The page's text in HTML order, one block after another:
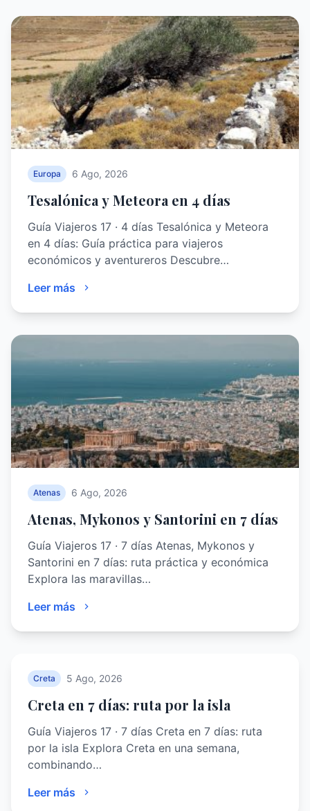
Europa 6 Ago, 2026
Tesalónica y Meteora en 4 días
Guía Viajeros 17 · 4 días Tesalónica y Meteora
en 4 días: Guía práctica para viajeros
económicos y aventureros Descubre…
Leer más
Atenas 6 Ago, 2026
Atenas, Mykonos y Santorini en 7 días
Guía Viajeros 17 · 7 días Atenas, Mykonos y
Santorini en 7 días: ruta práctica y económica
Explora las maravillas…
Leer más
Creta 5 Ago, 2026
Creta en 7 días: ruta por la isla
Guía Viajeros 17 · 7 días Creta en 7 días: ruta
por la isla Explora Creta en una semana,
combinando…
Leer más